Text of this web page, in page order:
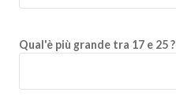
Qual'è più grande tra 17 e 25 ?